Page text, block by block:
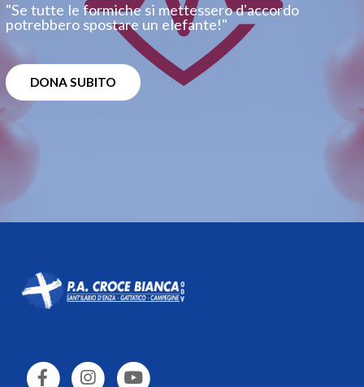
"Se tutte le formiche si mettessero dʼaccordo
potrebbero spostare un elefante!"
DONA SUBITO